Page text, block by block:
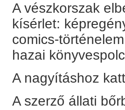
A vészkorszak
kísérlet:
comics-
hazai
A nagyításhoz
A szerző állati